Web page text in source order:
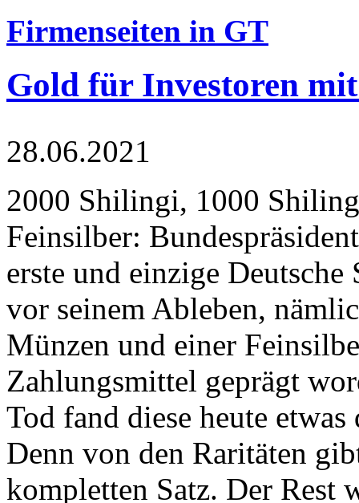
Firmenseiten in GT
Gold für Investoren
28.06.2021
2000 Shilingi, 1000
Feinsilber:
erste und einzige Deutsche
vor seinem Ableben,
Münzen und einer
Zahlungsmittel geprägt
Tod fand diese heute
Denn von den Raritäten
kompletten Satz. Der Rest